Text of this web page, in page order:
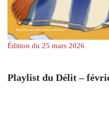
Édition du 25 mars 2026
Playlist du Délit –